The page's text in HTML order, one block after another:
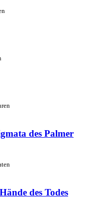
des Palmer
des Todes